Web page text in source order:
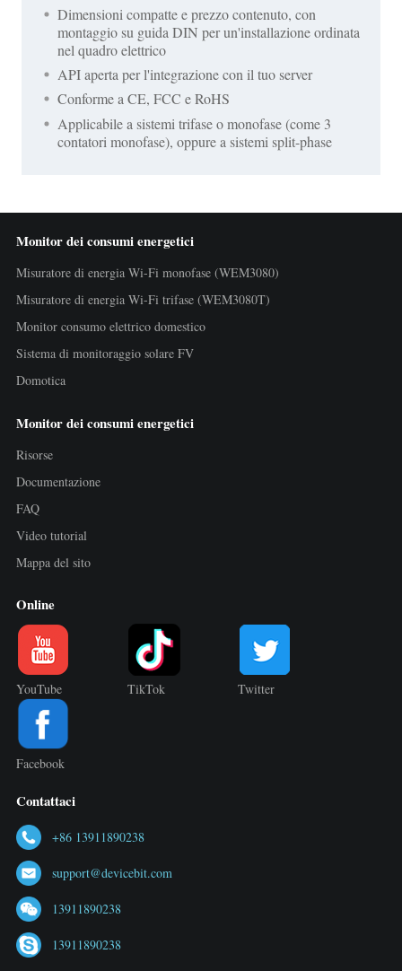
Dimensioni compatte e prezzo contenuto, con
montaggio su guida DIN per un'installazione ordinata
nel quadro elettrico
API aperta per l'integrazione con il tuo server
Conforme a CE, FCC e RoHS
Applicabile a sistemi trifase o monofase (come 3
contatori monofase), oppure a sistemi split-phase
Monitor dei consumi energetici
Misuratore di energia Wi-Fi monofase (WEM3080)
Misuratore di energia Wi-Fi trifase (WEM3080T)
Monitor consumo elettrico domestico
Sistema di monitoraggio solare FV
Domotica
Monitor dei consumi energetici
Risorse
Documentazione
FAQ
Video tutorial
Mappa del sito
Online
YouTube TikTok Twitter
Facebook
Contattaci
+86 13911890238
support@devicebit.com
13911890238
13911890238